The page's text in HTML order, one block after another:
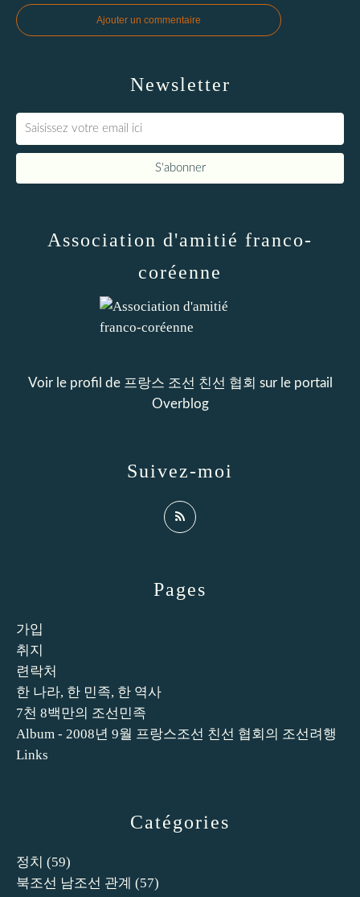
Ajouter un commentaire
Newsletter
Catégories
정치 (59)
북조선 남조선 관계 (57)
Pages
가입
취지
련락처
한 나라, 한 민족, 한 역사
7천 8백만의 조선민족
Album - 2008년 9월 프랑스조선 친선 협회의 조선려행
Links
Association d'amitié franco-
coréenne
Voir le profil de 프랑스 조선 친선 협회 sur le portail
Overblog
Suivez-moi